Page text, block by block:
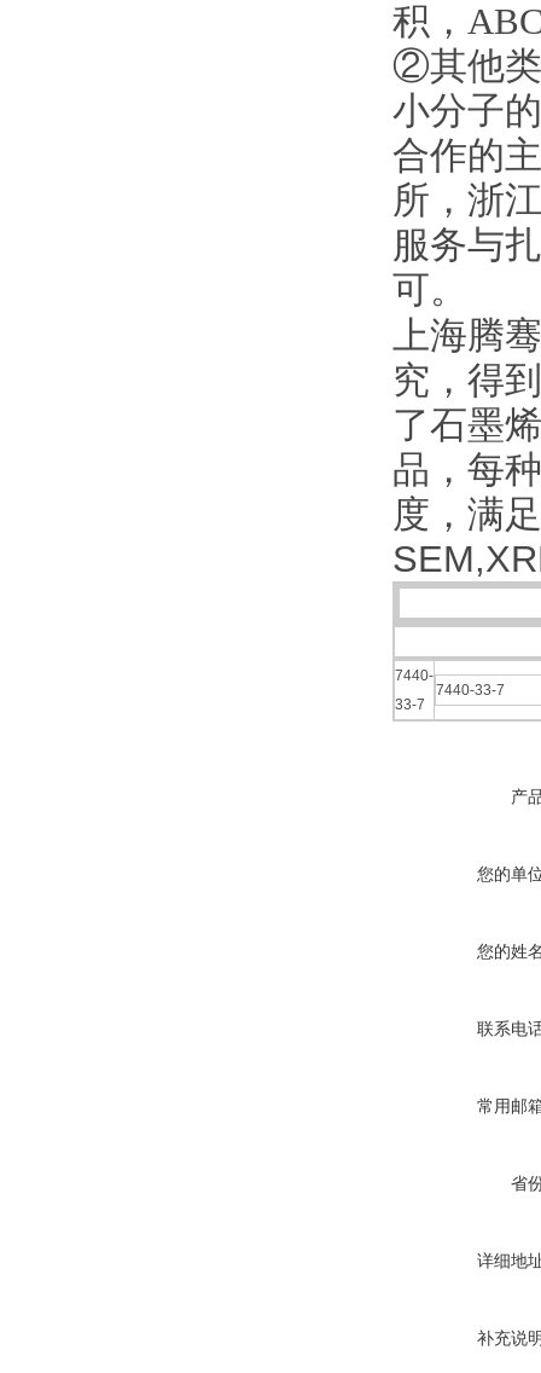
积，
②其他类
小分子
合作的
所，浙
服务与
可。
上海腾
究，得
了石墨
品，每
度，满
7440-
33-7
7440-33-7
产
您的单
您的姓
联系电
常用邮
省
详细地
补充说